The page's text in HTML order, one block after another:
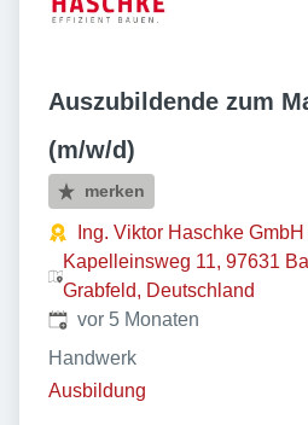
Auszubildende zum
(m/w/d)
merken
Ing. Viktor Haschke GmbH
Kapelleinsweg 11, 97631
Grabfeld, Deutschland
Veröffentlicht:
vor 5 Monaten
Handwerk
Ausbildung